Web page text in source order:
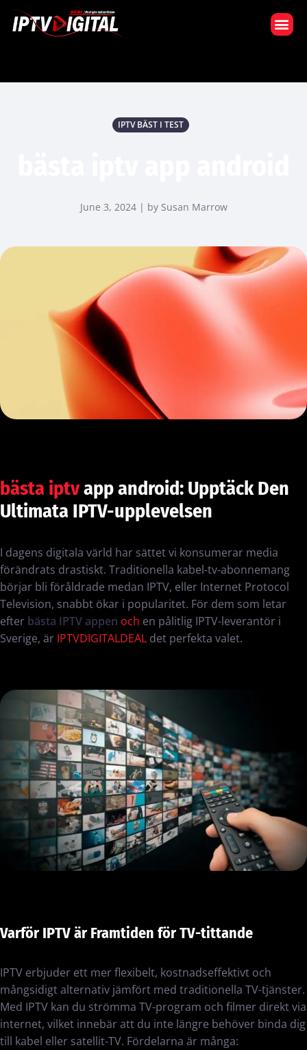
IPTV BÄST I TEST
June 3, 2024 | by Susan Marrow
bästa iptvapp android: Upptäck Den
Ultimata IPTV-upplevelsen
I dagens digitala värld har sättet vi konsumerar media
förändrats drastiskt. Traditionella kabel-tv-abonnemang
börjar bli föråldrade medan IPTV, eller Internet Protocol
Television, snabbt ökar i popularitet. För dem som letar
efter bästa IPTV appen och en pålitlig IPTV-leverantör i
Sverige, är IPTVDIGITALDEAL det perfekta valet.
Varför IPTV är Framtiden för TV-tittande
IPTV erbjuder ett mer flexibelt, kostnadseffektivt och
mångsidigt alternativ jämfört med traditionella TV-tjänster.
Med IPTV kan du strömma TV-program och filmer direkt via
internet, vilket innebär att du inte längre behöver binda dig
till kabel eller satellit-TV. Fördelarna är många: